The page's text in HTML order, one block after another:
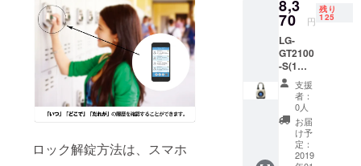
ロック解錠方法は、スマホ
（税
込）
8,3
70 円
残り
125
LG-
GT2100
-S(1
台）
キャン
プファ
イヤ特
「3%」
OFF！
支援
者：
0人
お届
け予
定：
2019